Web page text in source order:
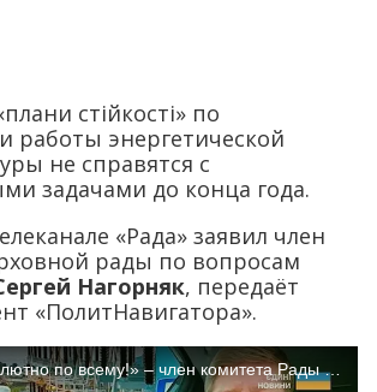
стійкості» по
работы энергетической
не справятся с
задачами до конца года.
«Рада» заявил член
рады по вопросам
Нагорняк, передаёт
«ПолитНавигатора».